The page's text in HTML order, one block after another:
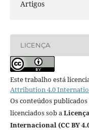
Artigos
LICENÇA
Este trabalho está
Attribution 4.0
Os conteúdos
licenciados sob a
Internacional (CC BY